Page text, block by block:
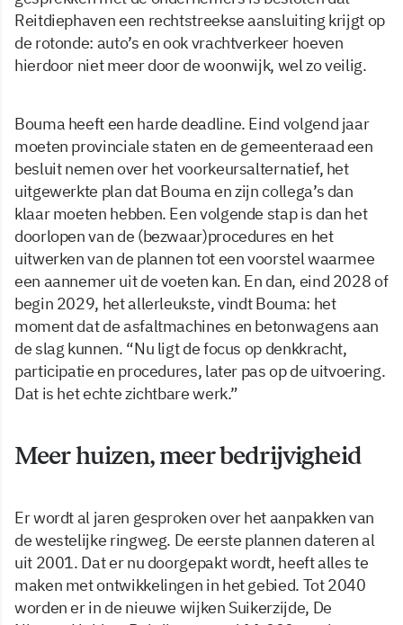
Reitdiephaven een rechtstreekse aansluiting krijgt op
de rotonde: auto’s en ook vrachtverkeer hoeven
hierdoor niet meer door de woonwijk, wel zo veilig.
Bouma heeft een harde deadline. Eind volgend jaar
moeten provinciale staten en de gemeenteraad een
besluit nemen over het voorkeursalternatief, het
uitgewerkte plan dat Bouma en zijn collega’s dan
klaar moeten hebben. Een volgende stap is dan het
doorlopen van de (bezwaar)procedures en het
uitwerken van de plannen tot een voorstel waarmee
een aannemer uit de voeten kan. En dan, eind 2028 of
begin 2029, het allerleukste, vindt Bouma: het
moment dat de asfaltmachines en betonwagens aan
de slag kunnen. “Nu ligt de focus op denkkracht,
participatie en procedures, later pas op de uitvoering.
Dat is het echte zichtbare werk.”
Meer huizen, meer bedrijvigheid
Er wordt al jaren gesproken over het aanpakken van
de westelijke ringweg. De eerste plannen dateren al
uit 2001. Dat er nu doorgepakt wordt, heeft alles te
maken met ontwikkelingen in het gebied. Tot 2040
worden er in de nieuwe wijken Suikerzijde, De